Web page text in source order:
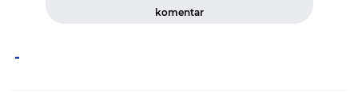
komentar
-